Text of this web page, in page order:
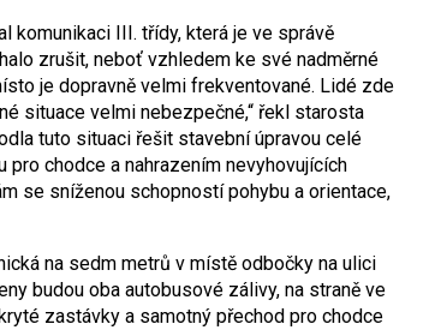
komunikaci III. třídy, která je ve správě
zrušit, neboť vzhledem ke své nadměrné
je dopravně velmi frekventované. Lidé zde
situace velmi nebezpečné,“ řekl starosta
tuto situaci řešit stavební úpravou celé
pro chodce a nahrazením nevyhovujících
se sníženou schopností pohybu a orientace,
na sedm metrů v místě odbočky na ulici
budou oba autobusové zálivy, na straně ve
zastávky a samotný přechod pro chodce